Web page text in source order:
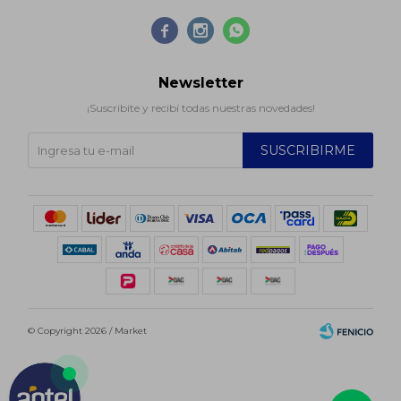
  
Newsletter
¡Suscribite y recibí todas nuestras novedades!
SUSCRIBIRME
© Copyright 2026 / Market